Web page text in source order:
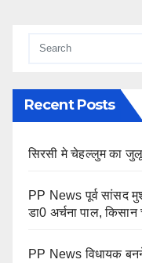
Recent Posts
सिरसी मे चेहल्लुम का
PP News पूर्व सांसद
डा0 अर्चना पाल, किसान
PP News विधायक